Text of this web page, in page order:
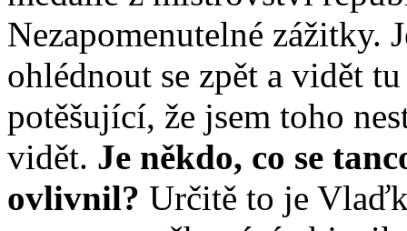
Nezapomenutelné zážitky.
ohlédnout se zpět a vidět
potěšující, že jsem toho
vidět. Je někdo, co se
ovlivnil? Určitě to je